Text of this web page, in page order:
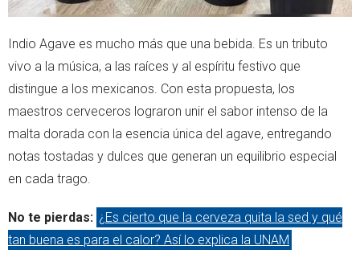
Indio Agave es mucho más que una bebida. Es un tributo
vivo a la música, a las raíces y al espíritu festivo que
distingue a los mexicanos. Con esta propuesta, los
maestros cerveceros lograron unir el sabor intenso de la
malta dorada con la esencia única del agave, entregando
notas tostadas y dulces que generan un equilibrio especial
en cada trago.
No te pierdas: ¿Es cierto que la cerveza quita la sed y qué
tan buena es para el calor? Así lo explica la UNAM